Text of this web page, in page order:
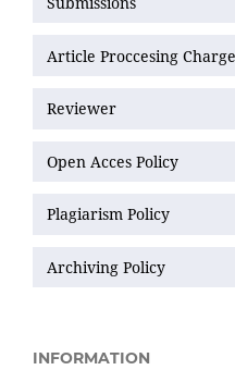
Article Proccesing Charge
Reviewer
Open Acces Policy
Plagiarism Policy
Archiving Policy
INFORMATION